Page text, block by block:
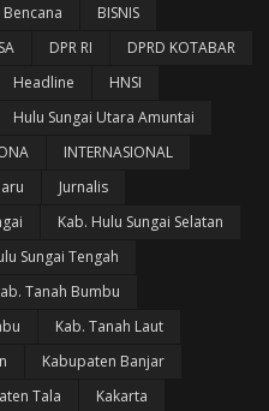
Bencana
BISNIS
DPR RI
DPRD KOTABAR
Headline
HNSI
Hulu Sungai Utara Amuntai
INTERNASIONAL
Jurnalis
Kab. Hulu Sungai Selatan
Sungai Tengah
Tanah Bumbu
Kab. Tanah Laut
Kabupaten Banjar
Tala
Kakarta